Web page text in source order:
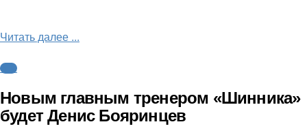
Читать далее ...
ФНЛ
Новым главным тренером «Шинника»
будет Денис Бояринцев